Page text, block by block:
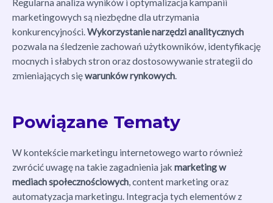
Regularna analiza wyników i optymalizacja kampanii
marketingowych są niezbędne dla utrzymania
konkurencyjności.Wykorzystanie narzędzi analitycznych
pozwala na śledzenie zachowań użytkowników, identyfikację
mocnych i słabych stron oraz dostosowywanie strategii do
zmieniających sięwarunków rynkowych.
Powiązane Tematy
W kontekście marketingu internetowego warto również
zwrócić uwagę na takie zagadnienia jak marketing w
mediach społecznościowych, content marketing oraz
automatyzacja marketingu. Integracja tych elementów z